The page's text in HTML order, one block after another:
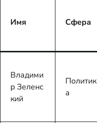
Имя Сфера
Владими
р Зеленс
кий
Политик
а